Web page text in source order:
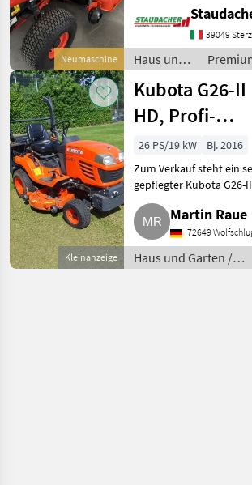
Haus
Und
Garten
Rasenmaeher
Kubota
KATEGORIE
WÄHLEN
Kubota
Husqvarna
Honda
Stiga
Neumaschine
"Partner" und sorgen
jedem Grundstück für
Fahrspaß und
professionelle
-
39049
Haus und
Garten /
Kubota
Kleinanzeige
Kubota G26-II
HD, Profi-
26 PS/19 kW
Bj. 2016
Zum Verkauf steht ein
gepflegter Kubota G26-
Profi-Großflächenmäher
Vereinsbesitz. Die
wurde ausschließlich für
Pflege unserer
Martin Raue
72649
Haus und Garten /
Rasenmäher